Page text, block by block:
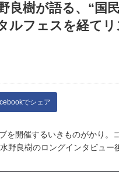
良樹が語る、“国
ルフェスを経て
でシェア
を開催するいきものがかり。
野良樹のロングインタビュー